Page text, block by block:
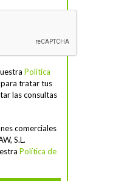
Política
para tratar tus
las consultas
comerciales
S.L.
Política de